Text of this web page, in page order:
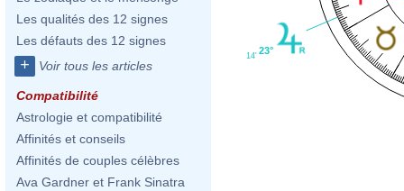
Les qualités des 12 signes
Les défauts des 12 signes
+ Voir tous les articles
Compatibilité
Astrologie et compatibilité
Affinités et conseils
Affinités de couples célèbres
Ava Gardner et Frank Sinatra
23°
14'